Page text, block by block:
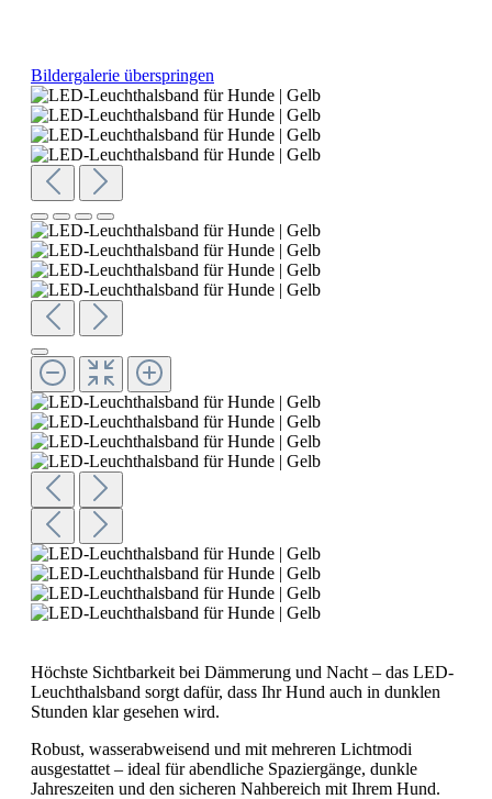
Bildergalerie überspringen
Höchste Sichtbarkeit bei Dämmerung und Nacht – das LED-
Leuchthalsband sorgt dafür, dass Ihr Hund auch in dunklen
Stunden klar gesehen wird.
Robust, wasserabweisend und mit mehreren Lichtmodi
ausgestattet – ideal für abendliche Spaziergänge, dunkle
Jahreszeiten und den sicheren Nahbereich mit Ihrem Hund.